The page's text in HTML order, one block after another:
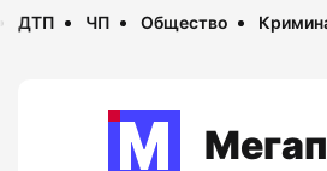
ДТП ЧП Общество